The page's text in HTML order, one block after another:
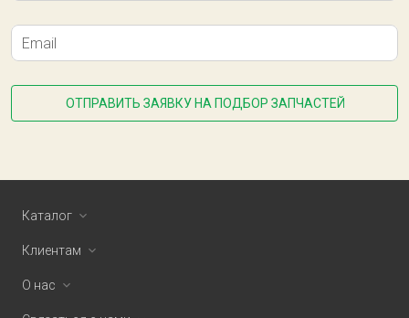
Email
ОТПРАВИТЬ ЗАЯВКУ НА ПОДБОР ЗАПЧАСТЕЙ
Каталог
Клиентам
О нас